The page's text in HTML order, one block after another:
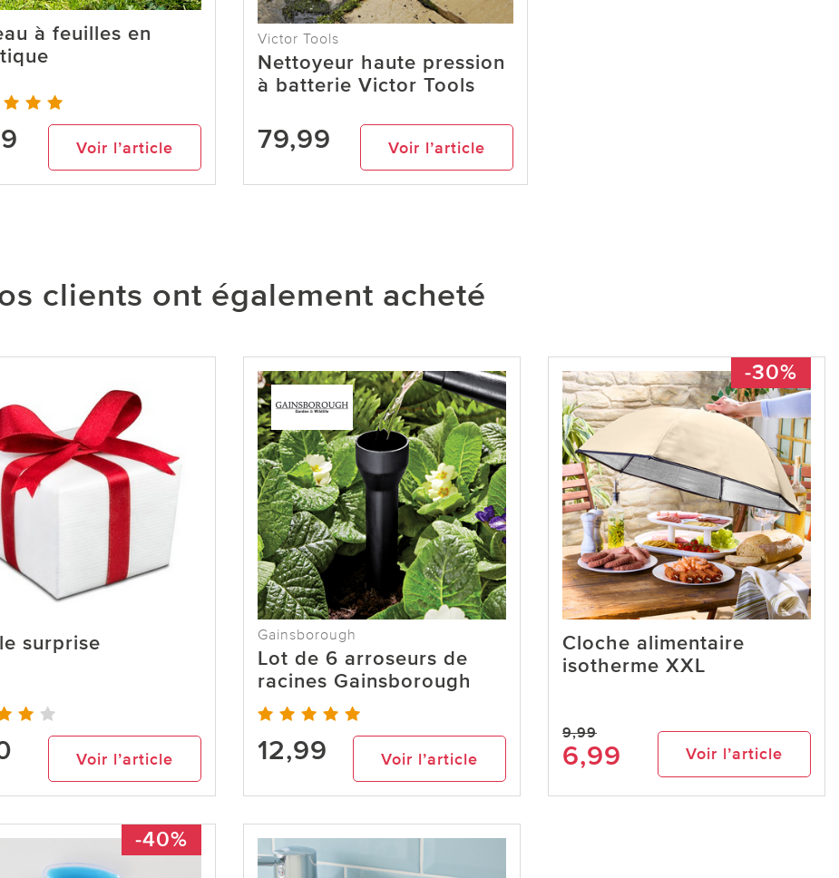
à feuilles en
Voir l’article
Victor Tools
Nettoyeur haute pression
à batterie Victor Tools
79,99 Voir l’article
clients ont également acheté
surprise
Voir l’article
Gainsborough
Lot de 6 arroseurs de
racines Gainsborough
12,99 Voir l’article
-30%
Cloche alimentaire
isotherme XXL
9,99
6,99 Voir l’article
-40%